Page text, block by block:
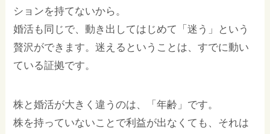
ションを持てないから。
婚活も同じで、動き出してはじめて「迷う」という
贅沢ができます。迷えるということは、すでに動い
ている証拠です。
株と婚活が大きく違うのは、「年齢」です。
株を持っていないことで利益が出なくても、それは